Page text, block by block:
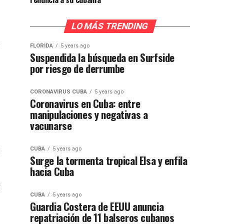
LO MÁS TRENDING
FLORIDA 5 years ago
Suspendida la búsqueda en Surfside
por riesgo de derrumbe
CORONAVIRUS CUBA 5 years ago
Coronavirus en Cuba: entre
manipulaciones y negativas a
vacunarse
CUBA 5 years ago
Surge la tormenta tropical Elsa y enfila
hacia Cuba
CUBA 5 years ago
Guardia Costera de EEUU anuncia
repatriación de 11 balseros cubanos